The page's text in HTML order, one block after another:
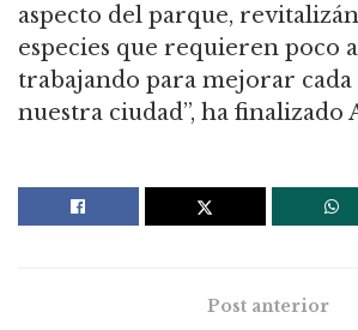
aspecto del parque,
especies que requieren poco
trabajando para mejorar cada
nuestra ciudad”, ha finalizado
Post anterior